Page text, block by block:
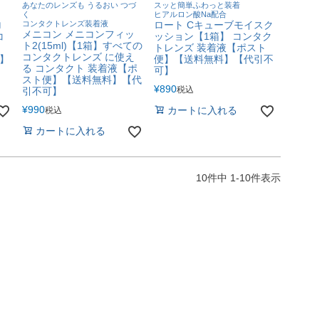
あなたのレンズも うるおい つづ
く
コンタクトレンズ装着液
メニコン メニコンフィッ
ト2(15ml)【1箱】すべての
コンタクトレンズ に使え
る コンタクト 装着液【ポ
スト便】【送料無料】【代
引不可】
¥990税込
カートに入れる
スッと簡単ふわっと装着
ヒアルロン酸Na配合
ロート Cキューブモイスク
ッション【1箱】 コンタク
トレンズ 装着液【ポスト
便】【送料無料】【代引不
可】
¥890税込
カートに入れる
10件中 1-10件表示